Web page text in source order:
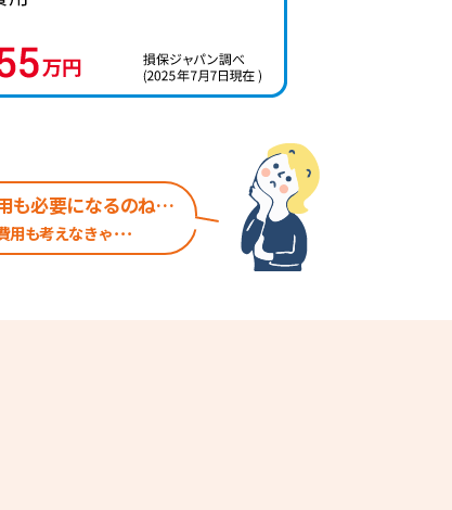
も必要になるのね…
も考えなきゃ･･･